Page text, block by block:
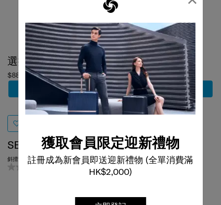
獲取會員限定迎新禮物
註冊成為新會員即送迎新禮物 (全單消費滿
HK$2,000)
選擇顏色
$880
加到購物車
SEMLIN
斜揹文件袋
0.0 (0)
選擇顏色
$980
加到購物車
UP-LINE
單肩袋
0.0 (0)